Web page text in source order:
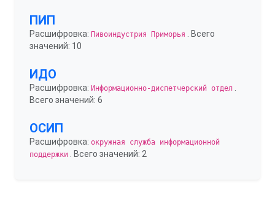
ПИП
Расшифровка: Пивоиндустрия Приморья
. Всего
значений: 10
ИДО
Расшифровка: Информационно-диспетчерский отдел
Всего значений: 6
ОСИП
Расшифровка: окружная служба информационной
поддержки . Всего значений: 2